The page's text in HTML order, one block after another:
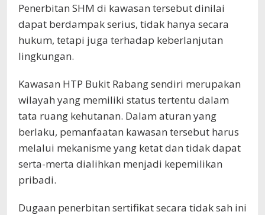
Penerbitan SHM di kawasan tersebut dinilai
dapat berdampak serius, tidak hanya secara
hukum, tetapi juga terhadap keberlanjutan
lingkungan.
Kawasan HTP Bukit Rabang sendiri merupakan
wilayah yang memiliki status tertentu dalam
tata ruang kehutanan. Dalam aturan yang
berlaku, pemanfaatan kawasan tersebut harus
melalui mekanisme yang ketat dan tidak dapat
serta-merta dialihkan menjadi kepemilikan
pribadi.
Dugaan penerbitan sertifikat secara tidak sah ini